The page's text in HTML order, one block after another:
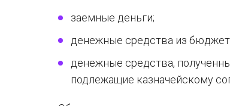
заемные деньги;
денежные средства из
денежные средства,
подлежащие казначейскому